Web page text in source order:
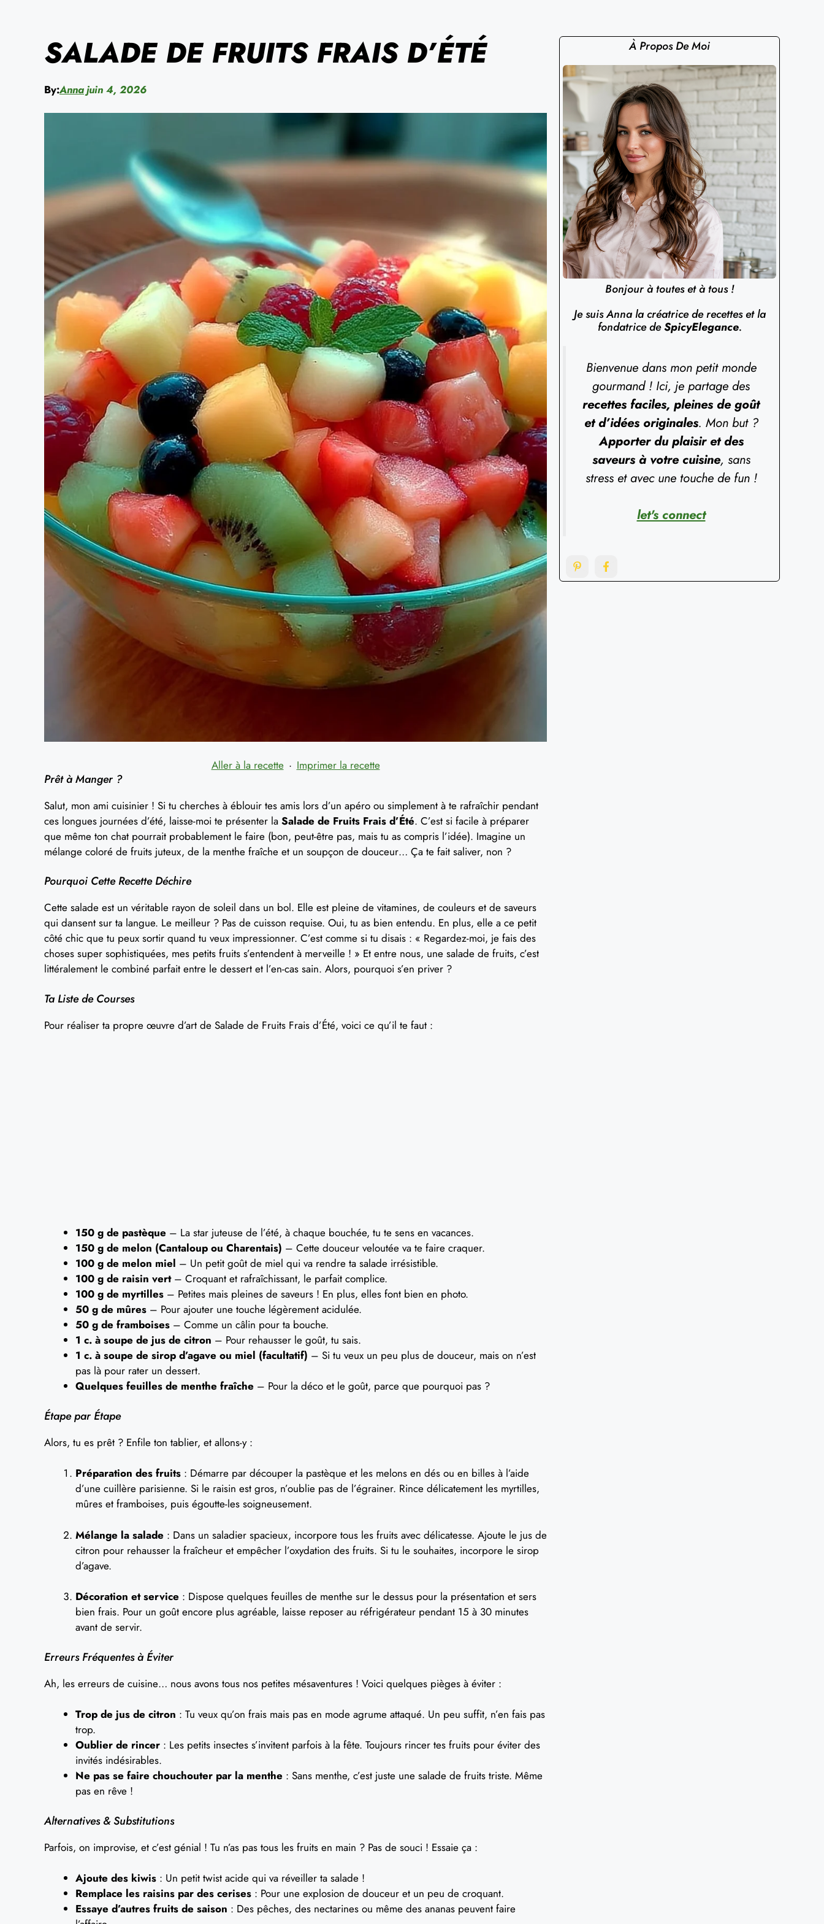
SALADE DE FRUITS FRAIS D’ÉTÉ
By:Annajuin 4, 2026
Aller à la recette · Imprimer la recette
Prêt à Manger ?
Salut, mon ami cuisinier ! Si tu cherches à éblouir tes amis lors d’un apéro ou simplement à te rafraîchir pendant
ces longues journées d’été, laisse-moi te présenter la Salade de Fruits Frais d’Été. C’est si facile à préparer
que même ton chat pourrait probablement le faire (bon, peut-être pas, mais tu as compris l’idée). Imagine un
mélange coloré de fruits juteux, de la menthe fraîche et un soupçon de douceur… Ça te fait saliver, non ?
Pourquoi Cette Recette Déchire
Cette salade est un véritable rayon de soleil dans un bol. Elle est pleine de vitamines, de couleurs et de saveurs
qui dansent sur ta langue. Le meilleur ? Pas de cuisson requise. Oui, tu as bien entendu. En plus, elle a ce petit
côté chic que tu peux sortir quand tu veux impressionner. C’est comme si tu disais : « Regardez-moi, je fais des
choses super sophistiquées, mes petits fruits s’entendent à merveille ! » Et entre nous, une salade de fruits, c’est
littéralement le combiné parfait entre le dessert et l’en-cas sain. Alors, pourquoi s’en priver ?
Ta Liste de Courses
Pour réaliser ta propre œuvre d’art de Salade de Fruits Frais d’Été, voici ce qu’il te faut :
150 g de pastèque – La star juteuse de l’été, à chaque bouchée, tu te sens en vacances.
150 g de melon (Cantaloup ou Charentais) – Cette douceur veloutée va te faire craquer.
100 g de melon miel – Un petit goût de miel qui va rendre ta salade irrésistible.
100 g de raisin vert– Croquant et rafraîchissant, le parfait complice.
100 g de myrtilles – Petites mais pleines de saveurs ! En plus, elles font bien en photo.
50 g de mûres – Pour ajouter une touche légèrement acidulée.
50 g de framboises – Comme un câlin pour ta bouche.
1 c. à soupe de jus de citron – Pour rehausser le goût, tu sais.
1 c. à soupe de sirop d’agave ou miel (facultatif) – Si tu veux un peu plus de douceur, mais on n’est
pas là pour rater un dessert.
Quelques feuilles de menthe fraîche – Pour la déco et le goût, parce que pourquoi pas ?
Étape par Étape
Alors, tu es prêt ? Enfile ton tablier, et allons-y :
Préparation des fruits : Démarre par découper la pastèque et les melons en dés ou en billes à l’aide
d’une cuillère parisienne. Si le raisin est gros, n’oublie pas de l’égrainer. Rince délicatement les myrtilles,
mûres et framboises, puis égoutte-les soigneusement.
Mélange la salade : Dans un saladier spacieux, incorpore tous les fruits avec délicatesse. Ajoute le jus de
citron pour rehausser la fraîcheur et empêcher l’oxydation des fruits. Si tu le souhaites, incorpore le sirop
d’agave.
Décoration et service : Dispose quelques feuilles de menthe sur le dessus pour la présentation et sers
bien frais. Pour un goût encore plus agréable, laisse reposer au réfrigérateur pendant 15 à 30 minutes
avant de servir.
Erreurs Fréquentes à Éviter
Ah, les erreurs de cuisine… nous avons tous nos petites mésaventures ! Voici quelques pièges à éviter :
Trop de jus de citron : Tu veux qu’on frais mais pas en mode agrume attaqué. Un peu suffit, n’en fais pas
trop.
Oublier de rincer : Les petits insectes s’invitent parfois à la fête. Toujours rincer tes fruits pour éviter des
invités indésirables.
Ne pas se faire chouchouter par la menthe : Sans menthe, c’est juste une salade de fruits triste. Même
pas en rêve !
Alternatives & Substitutions
Parfois, on improvise, et c’est génial ! Tu n’as pas tous les fruits en main ? Pas de souci ! Essaie ça :
Ajoute des kiwis : Un petit twist acide qui va réveiller ta salade !
Remplace les raisins par des cerises : Pour une explosion de douceur et un peu de croquant.
Essaye d’autres fruits de saison : Des pêches, des nectarines ou même des ananas peuvent faire
À Propos De Moi
Bonjour à toutes et à tous !
Je suis Anna la créatrice de recettes et la
fondatrice deSpicyElegance.
Bienvenue dans mon petit monde
gourmand ! Ici, je partage des
recettes faciles, pleines de goût
et d’idées originales. Mon but ?
Apporter du plaisir et des
saveurs à votre cuisine, sans
stress et avec une touche de fun !
let's connect